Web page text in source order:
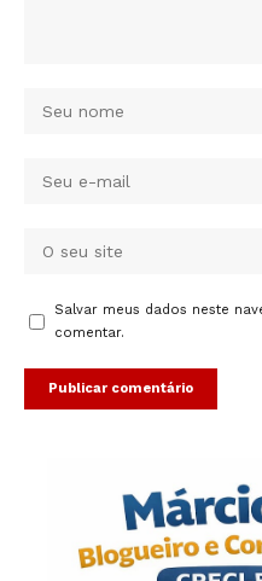
Salvar meus dados neste
comentar.